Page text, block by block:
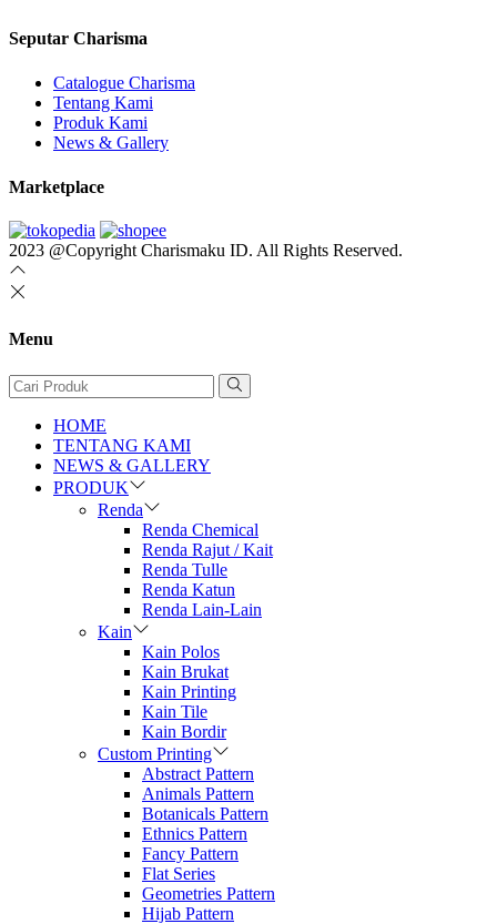
Seputar Charisma
Catalogue Charisma
Tentang Kami
Produk Kami
News & Gallery
Marketplace
2023 @Copyright Charismaku ID. All Rights Reserved.
Menu
HOME
TENTANG KAMI
NEWS & GALLERY
PRODUK
Renda
Renda Chemical
Renda Rajut / Kait
Renda Tulle
Renda Katun
Renda Lain-Lain
Kain
Kain Polos
Kain Brukat
Kain Printing
Kain Tile
Kain Bordir
Custom Printing
Abstract Pattern
Animals Pattern
Botanicals Pattern
Ethnics Pattern
Fancy Pattern
Flat Series
Geometries Pattern
Hijab Pattern